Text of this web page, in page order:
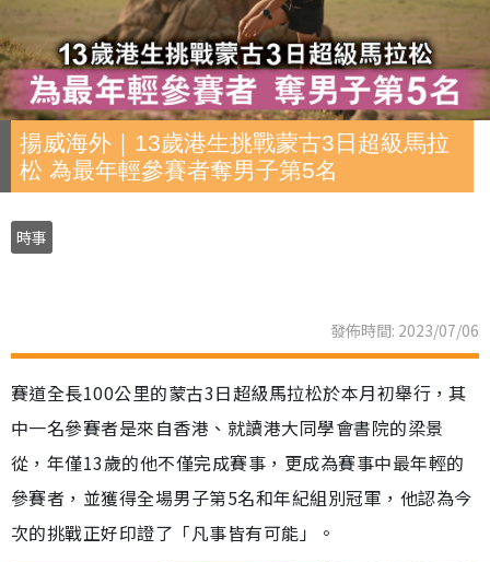
揚威海外｜13歲港生挑戰蒙古3日超級馬拉
松 為最年輕參賽者奪男子第5名
時事
發佈時間: 2023/07/06
賽道全長100公里的蒙古3日超級馬拉松於本月初舉行，其
中一名參賽者是來自香港、就讀港大同學會書院的梁景
從，年僅13歲的他不僅完成賽事，更成為賽事中最年輕的
參賽者，並獲得全場男子第5名和年紀組別冠軍，他認為今
次的挑戰正好印證了「凡事皆有可能」。